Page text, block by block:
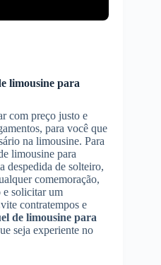
limousine para
com preço justo e
para você que
na limousine. Para
limousine para
despedida de solteiro,
comemoração,
e solicitar um
contratempos e
de limousine para
seja experiente no